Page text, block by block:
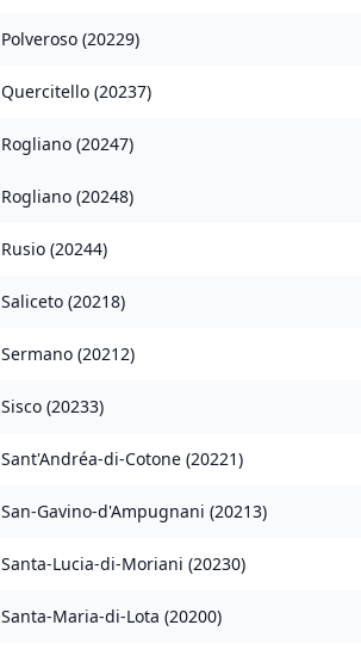
Polveroso (20229)
Quercitello (20237)
Rogliano (20247)
Rogliano (20248)
Rusio (20244)
Saliceto (20218)
Sermano (20212)
Sisco (20233)
Sant'Andréa-di-Cotone (20221)
San-Gavino-d'Ampugnani (20213)
Santa-Lucia-di-Moriani (20230)
Santa-Maria-di-Lota (20200)